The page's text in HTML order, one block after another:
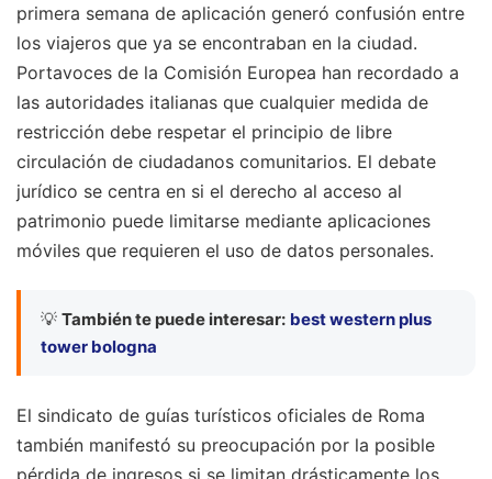
primera semana de aplicación generó confusión entre
los viajeros que ya se encontraban en la ciudad.
Portavoces de la Comisión Europea han recordado a
las autoridades italianas que cualquier medida de
restricción debe respetar el principio de libre
circulación de ciudadanos comunitarios. El debate
jurídico se centra en si el derecho al acceso al
patrimonio puede limitarse mediante aplicaciones
móviles que requieren el uso de datos personales.
💡 También te puede interesar: best western plus
tower bologna
El sindicato de guías turísticos oficiales de Roma
también manifestó su preocupación por la posible
pérdida de ingresos si se limitan drásticamente los